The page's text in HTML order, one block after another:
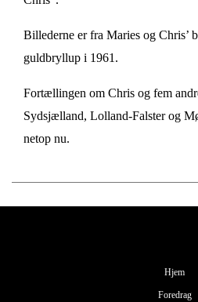
Billederne er fra Maries og Chris’
guldbryllup i 1961.
Fortællingen om Chris og fem
Sydsjælland, Lolland-Falster og
netop nu.
Hjem
Foredrag